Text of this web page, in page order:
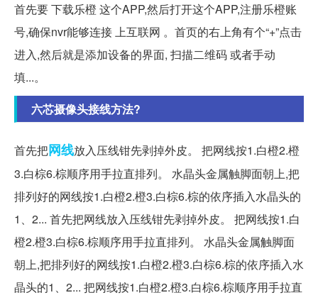
首先要 下载乐橙 这个APP,然后打开这个APP,注册乐橙账
号,确保nvr能够连接 上互联网 。首页的右上角有个“+”点击
进入,然后就是添加设备的界面, 扫描二维码 或者手动
填...。
六芯摄像头接线方法?
首先把网线放入压线钳先剥掉外皮。 把网线按1.白橙2.橙
3.白棕6.棕顺序用手拉直排列。 水晶头金属触脚面朝上,把
排列好的网线按1.白橙2.橙3.白棕6.棕的依序插入水晶头的
1、2... 首先把网线放入压线钳先剥掉外皮。 把网线按1.白
橙2.橙3.白棕6.棕顺序用手拉直排列。 水晶头金属触脚面
朝上,把排列好的网线按1.白橙2.橙3.白棕6.棕的依序插入水
晶头的1、2... 把网线按1.白橙2.橙3.白棕6.棕顺序用手拉直